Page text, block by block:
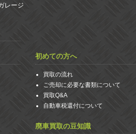
レージ
初めての方へ
買取の流れ
ご売却に必要な書類について
買取Q&A
自動車税還付について
廃車買取の豆知識